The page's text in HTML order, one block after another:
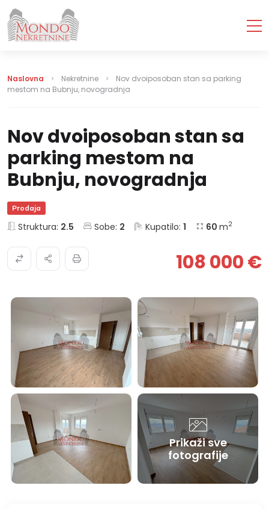
Naslovna Nekretnine
Nov dvoiposoban stan sa parking
mestom na Bubnju, novogradnja
Nov dvoiposoban stan sa
parking mestom na
Bubnju, novogradnja
Prodaja
Struktura: 2.5 Sobe: 2 Kupatilo: 1 60 m2
108 000 €
Prikaži sve
fotografije